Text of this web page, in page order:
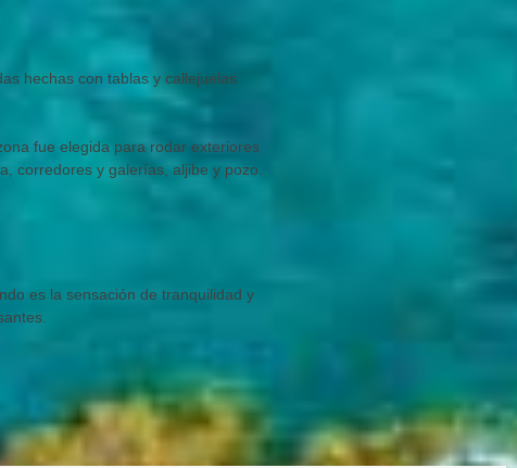
hechas con tablas y callejuelas
fue elegida para rodar exteriores
corredores y galerías, aljibe y pozo.
es la sensación de tranquilidad y